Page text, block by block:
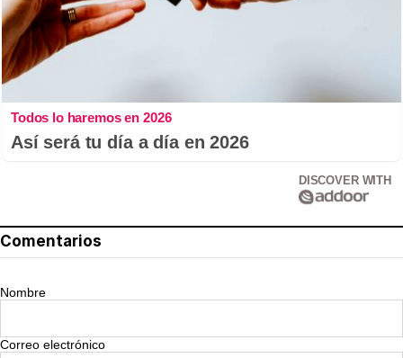
Todos lo haremos en 2026
Así será tu día a día en 2026
DISCOVER WITH
Comentarios
Nombre
Correo electrónico